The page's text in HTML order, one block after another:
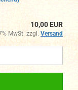
10,00 EUR
MwSt. zzgl. Versand